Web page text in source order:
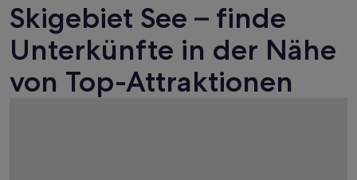
Skigebiet See – finde
Unterkünfte in der Nähe
von Top-Attraktionen